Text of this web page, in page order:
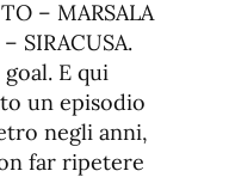
– MARSALA
SIRACUSA.
E qui
un episodio
negli anni,
far ripetere